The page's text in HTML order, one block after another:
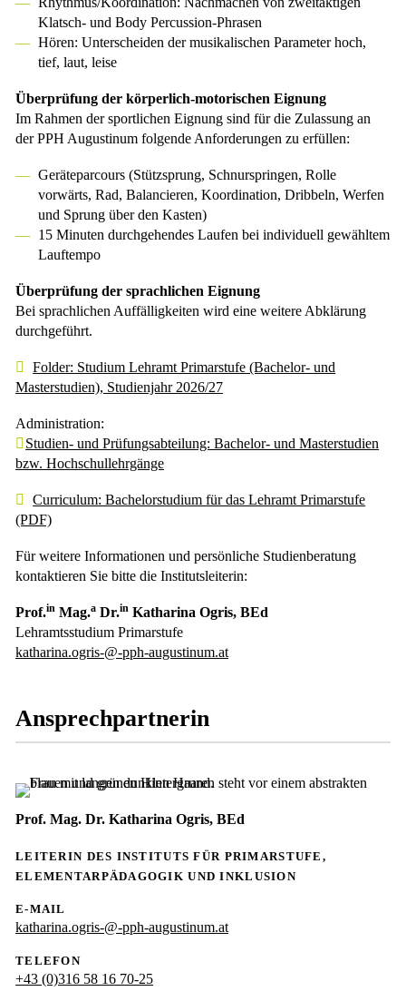
Klatsch- und Body Percussion-Phrasen
Hören: Unterscheiden der musikalischen Parameter hoch,
tief, laut, leise
Überprüfung der körperlich-motorischen Eignung
Im Rahmen der sportlichen Eignung sind für die Zulassung an
der PPH Augustinum folgende Anforderungen zu erfüllen:
Geräteparcours (Stützsprung, Schnurspringen, Rolle
vorwärts, Rad, Balancieren, Koordination, Dribbeln, Werfen
und Sprung über den Kasten)
15 Minuten durchgehendes Laufen bei individuell gewähltem
Lauftempo
Überprüfung der sprachlichen Eignung
Bei sprachlichen Auffälligkeiten wird eine weitere Abklärung
durchgeführt.
Folder: Studium Lehramt Primarstufe (Bachelor- und
Masterstudien), Studienjahr 2026/27
Administration:
Studien- und Prüfungsabteilung: Bachelor- und Masterstudien
bzw. Hochschullehrgänge
Curriculum: Bachelorstudium für das Lehramt Primarstufe
(PDF)
Für weitere Informationen und persönliche Studienberatung
kontaktieren Sie bitte die Institutsleiterin:
Prof.in Mag.a Dr.in Katharina Ogris, BEd
Lehramtsstudium Primarstufe
katharina.ogris-@-pph-augustinum.at
Ansprechpartnerin
Prof. Mag. Dr. Katharina Ogris, BEd
LEITERIN DES INSTITUTS FÜR PRIMARSTUFE,
ELEMENTARPÄDAGOGIK UND INKLUSION
E-MAIL
katharina.ogris-@-pph-augustinum.at
TELEFON
+43 (0)316 58 16 70-25